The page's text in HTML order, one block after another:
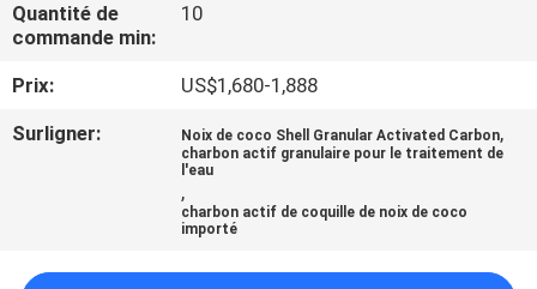
VISITE
D'USINE
Quantité de
commande min:
10
Prix:
US$1,680-1,888
Surligner:
Noix de coco Shell Granular Activated Carbon,
charbon actif granulaire pour le traitement de
l'eau
,
charbon actif de coquille de noix de coco
importé